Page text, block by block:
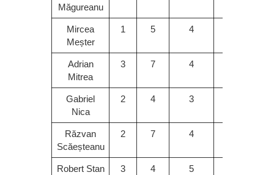
Măgureanu
Mircea
Meșter
1 5 4
Adrian
Mitrea
3 7 4
Gabriel
Nica
2 4 3
Răzvan
Scăeșteanu
2 7 4
Robert Stan 3 4 5